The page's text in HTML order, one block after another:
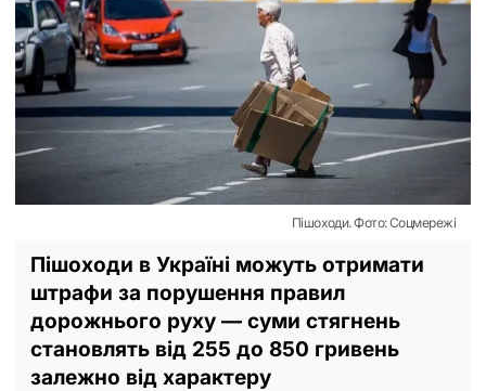
Пішоходи. Фото: Соцмережі
Пішоходи в Україні можуть отримати
штрафи за порушення правил
дорожнього руху — суми стягнень
становлять від 255 до 850 гривень
залежно від характеру